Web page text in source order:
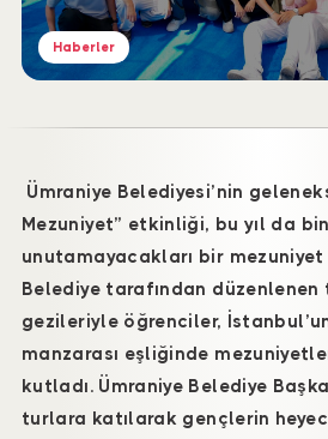
Haberler
Ümraniye Belediyesi’nin
Mezuniyet” etkinliği, bu yıl da
unutamayacakları bir mezuniyet
Belediye tarafından düzenlenen
gezileriyle öğrenciler,
manzarası eşliğinde
kutladı. Ümraniye Belediye
turlara katılarak gençlerin